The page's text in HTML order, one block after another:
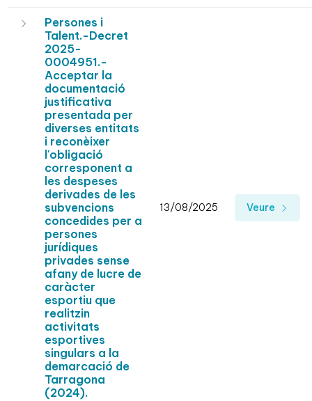
Persones i
Talent.-Decret
2025-
0004951.-
Acceptar la
documentació
justificativa
presentada per
diverses entitats
i reconèixer
l'obligació
corresponent a
les despeses
derivades de les
subvencions
concedides per a
persones
jurídiques
privades sense
afany de lucre de
caràcter
esportiu que
realitzin
activitats
esportives
singulars a la
demarcació de
Tarragona
(2024).
13/08/2025 Veure